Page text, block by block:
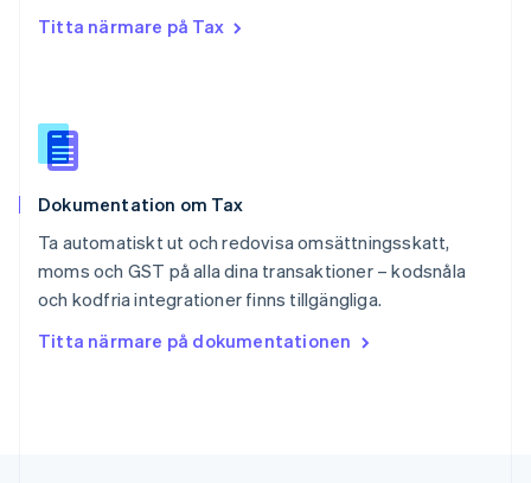
Titta närmare på Tax
Dokumentation om Tax
Ta automatiskt ut och redovisa omsättningsskatt,
moms och GST på alla dina transaktioner – kodsnåla
och kodfria integrationer finns tillgängliga.
Titta närmare på dokumentationen
Slovakien
Spanien
Español
English
Sverige
Thailand
ไทยEnglish
English